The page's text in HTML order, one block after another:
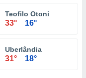
Teofilo Otoni
33° 16°
Uberlândia
31° 18°